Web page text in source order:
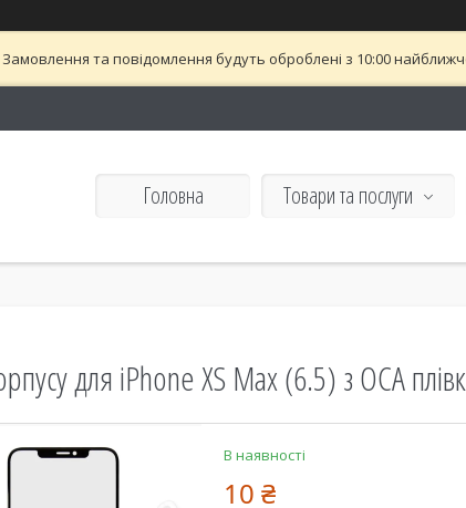
та повідомлення будуть оброблені з 10:00
Головна Товари та послуги
для iPhone XS Max (6.5) з OCA
В наявності
10 ₴